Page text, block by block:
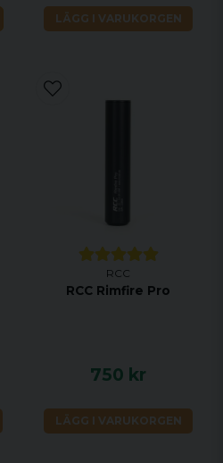
LÄGG I VARUKORGEN
RCC
RCC Rimfire Pro
750 kr
LÄGG I VARUKORGEN